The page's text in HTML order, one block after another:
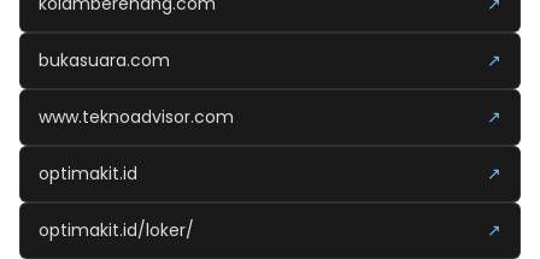
bukasuara.com ↗
www.teknoadvisor.com ↗
optimakit.id ↗
optimakit.id/loker/ ↗